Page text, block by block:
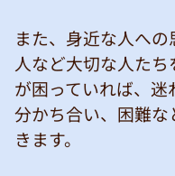
また、身近な人へ
人など大切な人た
が困っていれば、
分かち合い、困難
きます。